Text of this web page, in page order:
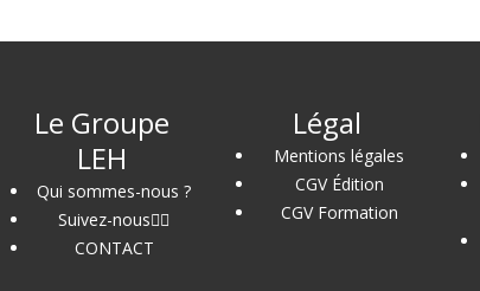
Le Groupe
LEH
Qui sommes-nous ?
Suivez-nous
CONTACT
Légal
Mentions légales
CGV Édition
CGV Formation